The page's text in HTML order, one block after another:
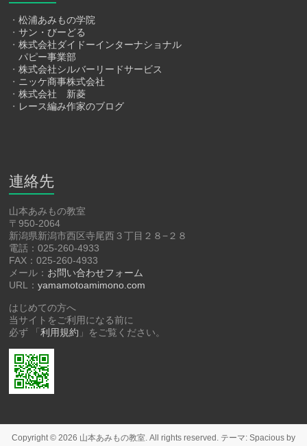
・松浦あみもの学院
・サン・びーどる
・株式会社ダイドーインターナショナル
パピー事業部
・株式会社シルバーリードサービス
・ ニッケ商事株式会社
・株式会社 新菱
・ レース編み作家のブログ
連絡先
山本あみもの教室
〒950-2064
新潟県新潟市西区寺尾西３丁目２８−２８
電話：025-260-4933
FAX：025-260-4933
メール： お問い合わせフォーム
URL：yamamotoamimono.com
はじめての方へ
当サイトをご利用になる前に
必ず 「利用規約 」をご覧ください。
Copyright © 2026 山本あみもの教室. All rights reserved. テーマ: Spaciousby